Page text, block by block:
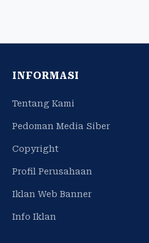
INFORMASI
Tentang Kami
Pedoman Media Siber
Copyright
Profil Perusahaan
Iklan Web Banner
Info Iklan